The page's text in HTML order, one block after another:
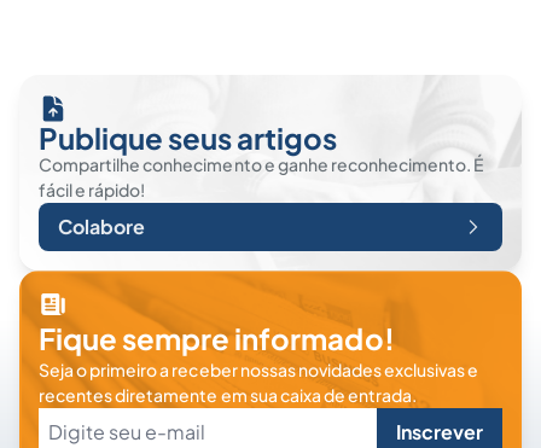
Publique seus artigos
Compartilhe conhecimento e ganhe reconhecimento. É
fácil e rápido!
Colabore
Fique sempre informado!
Seja o primeiro a receber nossas novidades exclusivas e
recentes diretamente em sua caixa de entrada.
Inscrever